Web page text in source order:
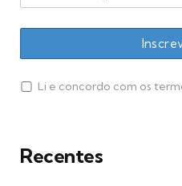
Li e concordo com os
Recentes